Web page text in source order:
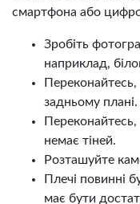
смартфона або
Зробіть
наприклад,
задньому плані.
немає тіней.
Розташуйте
Плечі повинні
має бути